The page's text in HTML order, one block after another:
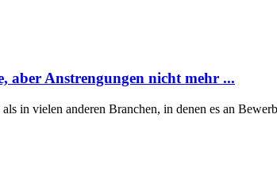
aber Anstrengungen nicht mehr ...
in vielen anderen Branchen, in denen es an